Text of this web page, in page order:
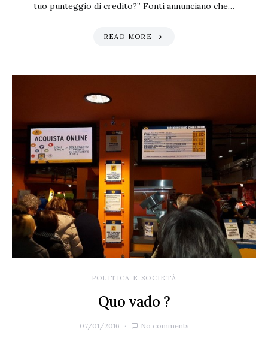
tuo punteggio di credito?” Fonti annunciano che…
READ MORE
POLITICA E SOCIETÀ
Quo vado ?
07/01/2016 No comments